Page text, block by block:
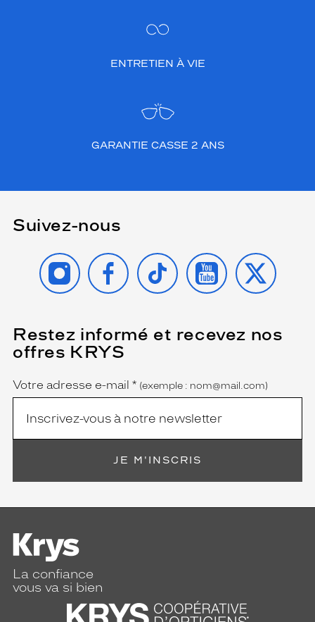
ENTRETIEN À VIE
GARANTIE CASSE 2 ANS
Suivez-nous
INSTAGRAMFACEBOOK
TIKTOK YOUTUBE
X
Restez informé et recevez nos
offres KRYS
Name
Votre adresse e-mail *
(Ce
champ
est
(exemple : nom@mail.com)
JE M'INSCRIS
La confiance
vous va si bien